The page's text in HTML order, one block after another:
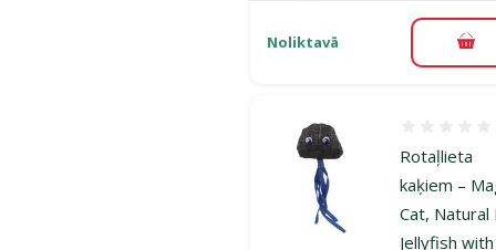
Noliktavā
Rotaļlieta
kaķiem –
Cat, Natural
Jellyfish with